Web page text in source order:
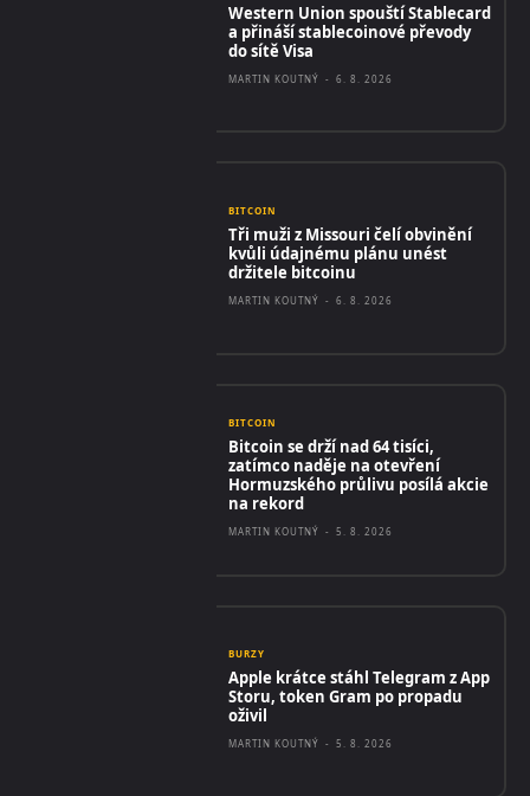
Western Union spouští Stablecard
a přináší stablecoinové převody
do sítě Visa
MARTIN KOUTNÝ - 6. 8. 2026
BITCOIN
Tři muži z Missouri čelí obvinění
kvůli údajnému plánu unést
držitele bitcoinu
MARTIN KOUTNÝ - 6. 8. 2026
BITCOIN
Bitcoin se drží nad 64 tisíci,
zatímco naděje na otevření
Hormuzského průlivu posílá akcie
na rekord
MARTIN KOUTNÝ - 5. 8. 2026
BURZY
Apple krátce stáhl Telegram z App
Storu, token Gram po propadu
oživil
MARTIN KOUTNÝ - 5. 8. 2026